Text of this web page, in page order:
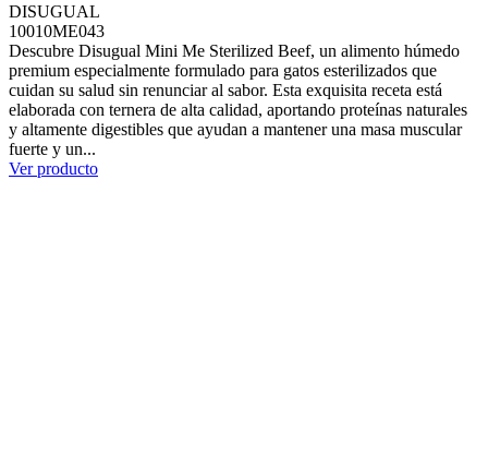
DISUGUAL
10010ME043
Descubre Disugual Mini Me Sterilized Beef, un alimento húmedo
premium especialmente formulado para gatos esterilizados que
cuidan su salud sin renunciar al sabor. Esta exquisita receta está
elaborada con ternera de alta calidad, aportando proteínas naturales
y altamente digestibles que ayudan a mantener una masa muscular
fuerte y un...
Ver producto